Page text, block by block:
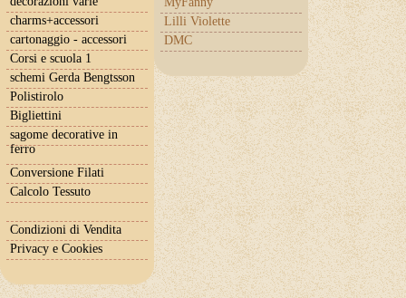
Lilli Violette
DMC
charms+accessori
cartonaggio - accessori
Corsi e scuola 1
schemi Gerda Bengtsson
Polistirolo
Bigliettini
sagome decorative in
ferro
Conversione Filati
Calcolo Tessuto
Condizioni di Vendita
Privacy e Cookies